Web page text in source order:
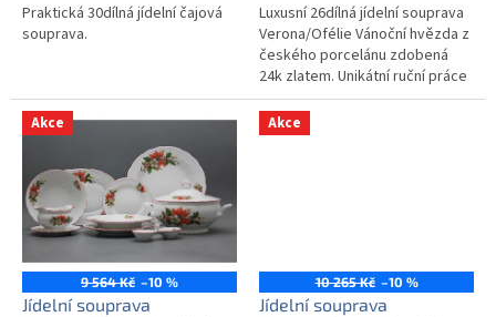
Praktická 30dílná jídelní čajová
souprava.
Luxusní 26dílná jídelní souprava
Verona/Ofélie Vánoční hvězda z
českého porcelánu zdobená
24k zlatem. Unikátní ruční práce
pro sváteční stůl.
Akce
9 564 Kč –10 %
Jídelní souprava
Akce
10 265 Kč –10 %
Jídelní souprava